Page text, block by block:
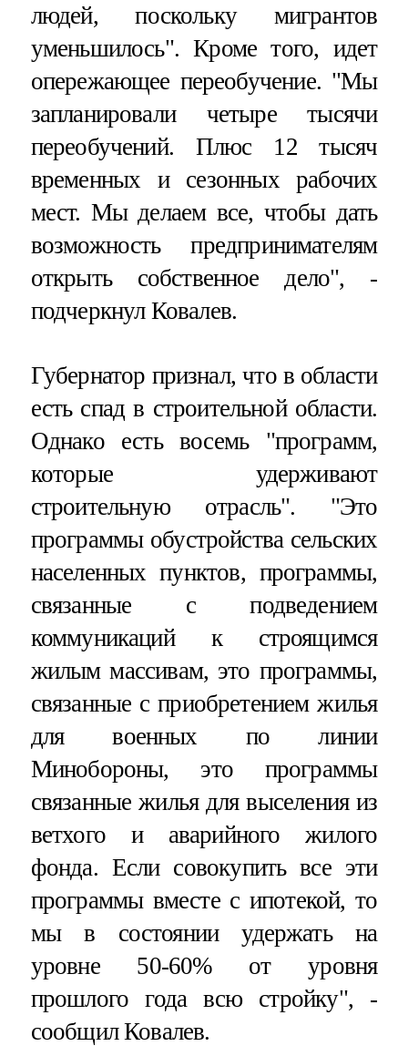
людей, поскольку мигрантов
уменьшилось". Кроме того, идет
опережающее переобучение. "Мы
запланировали четыре тысячи
переобучений. Плюс 12 тысяч
временных и сезонных рабочих
мест. Мы делаем все, чтобы дать
возможность предпринимателям
открыть собственное дело", -
подчеркнул Ковалев.
Губернатор признал, что в области
есть спад в строительной области.
Однако есть восемь "программ,
которые удерживают
строительную отрасль". "Это
программы обустройства сельских
населенных пунктов, программы,
связанные с подведением
коммуникаций к строящимся
жилым массивам, это программы,
связанные с приобретением жилья
для военных по линии
Минобороны, это программы
связанные жилья для выселения из
ветхого и аварийного жилого
фонда. Если совокупить все эти
программы вместе с ипотекой, то
мы в состоянии удержать на
уровне 50-60% от уровня
прошлого года всю стройку", -
сообщил Ковалев.